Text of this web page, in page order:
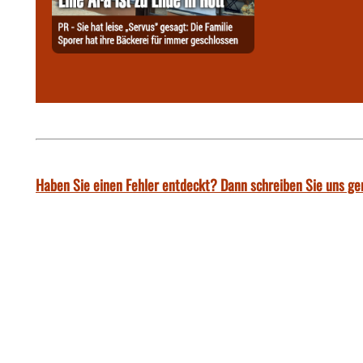
Haben Sie einen Fehler entdeckt? Dann schreiben Sie uns